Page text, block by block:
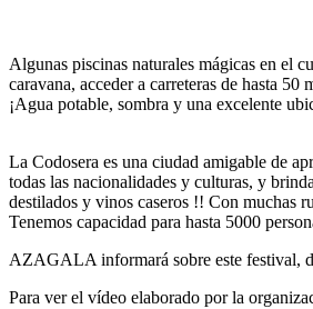
Algunas piscinas naturales mágicas en el
caravana, acceder a carreteras de hasta
¡Agua potable, sombra y una excelente
La Codosera es una ciudad amigable de
todas las nacionalidades y culturas, y
destilados y vinos caseros !! Con muchas
Tenemos capacidad para hasta 5000
AZAGALA informará sobre este festival,
Para ver el vídeo elaborado por la